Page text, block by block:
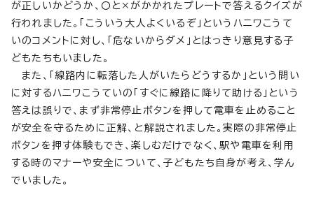
が正しいかどうか、〇と×がかかれたプレートで答えるクイズが
行われました。「こういう大人よくいるぞ」というハニワこうて
いのコメントに対し、「危ないからダメ」とはっきり意見する子
どもたちもいました。
また、「線路内に転落した人がいたらどうするか」という問い
に対するハニワこうていの「すぐに線路に降りて助ける」という
答えは誤りで、まず非常停止ボタンを押して電車を止めること
が安全を守るために正解、と解説されました。実際の非常停止
ボタンを押す体験もでき、楽しむだけでなく、駅や電車を利用
する時のマナーや安全について、子どもたち自身が考え、学ん
でいました。